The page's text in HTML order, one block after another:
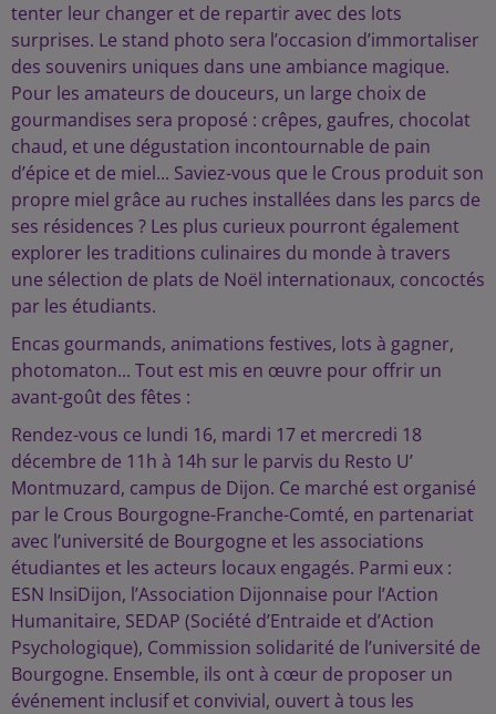
tenter leur changer et de repartir avec des lots
surprises. Le stand photo sera l’occasion d’immortaliser
des souvenirs uniques dans une ambiance magique.
Pour les amateurs de douceurs, un large choix de
gourmandises sera proposé : crêpes, gaufres, chocolat
chaud, et une dégustation incontournable de pain
d’épice et de miel... Saviez-vous que le Crous produit son
propre miel grâce au ruches installées dans les parcs de
ses résidences ? Les plus curieux pourront également
explorer les traditions culinaires du monde à travers
une sélection de plats de Noël internationaux, concoctés
par les étudiants.
Encas gourmands, animations festives, lots à gagner,
photomaton... Tout est mis en œuvre pour offrir un
avant-goût des fêtes :
Rendez-vous ce lundi 16, mardi 17 et mercredi 18
décembre de 11h à 14h sur le parvis du Resto U’
Montmuzard, campus de Dijon. Ce marché est organisé
par le Crous Bourgogne-Franche-Comté, en partenariat
avec l’université de Bourgogne et les associations
étudiantes et les acteurs locaux engagés. Parmi eux :
ESN InsiDijon, l’Association Dijonnaise pour l’Action
Humanitaire, SEDAP (Société d’Entraide et d’Action
Psychologique), Commission solidarité de l’université de
Bourgogne. Ensemble, ils ont à cœur de proposer un
événement inclusif et convivial, ouvert à tous les